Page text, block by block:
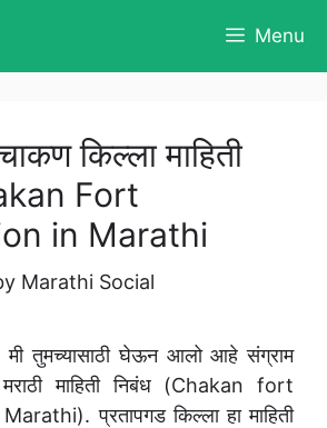
Menu
किल्ला माहिती
Fort
in Marathi
Marathi Social
तुमच्यासाठी घेऊन आलो आहे संग्राम
मराठी माहिती निबंध (Chakan fort
प्रतापगड किल्ला हा माहिती